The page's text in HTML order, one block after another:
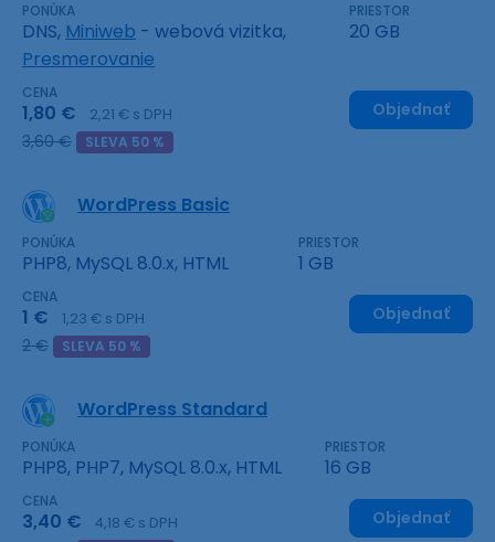
PONÚKA
DNS, Miniweb - webová vizitka,
Presmerovanie
PRIESTOR
20 GB
CENA
1,80 € 2,21 € s DPH
3,60 € SLEVA 50 %
Objednať
WordPress Basic
PONÚKA
PHP8, MySQL 8.0.x, HTML
PRIESTOR
1 GB
CENA
1 € 1,23 € s DPH
2 € SLEVA 50 %
Objednať
WordPress Standard
PONÚKA
PHP8, PHP7, MySQL 8.0.x, HTML
PRIESTOR
16 GB
CENA
3,40 € 4,18 € s DPH Objednať